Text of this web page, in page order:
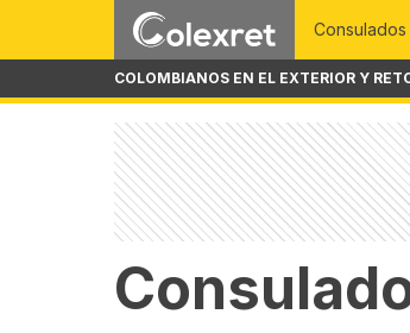
Consulados
COLOMBIANOS EN EL EXTERIOR Y